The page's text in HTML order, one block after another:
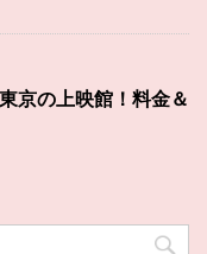
京の上映館！料金＆